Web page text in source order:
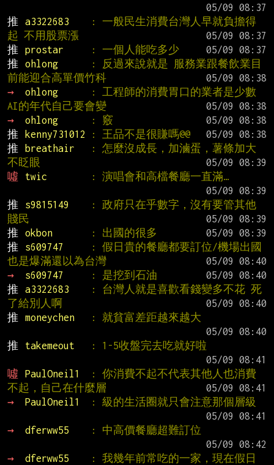
推
a3322683
: 一般民生消費台灣人早就負擔得
起 不用股票漲
推
prostar : 一個人能吃多少
推
ohlong
: 反過來說就是 服務業跟餐飲業目
前能迎合高單價竹科
→
ohlong
: 工程師的消費胃口的業者是少數
AI的年代自己要會變
→
ohlong : 竅
推
kenny731012 : 王品不是很賺嗎@@
推
breathair
: 怎麼沒成長，加滷蛋，薯條加大
不眨眼
噓
twic
: 演唱會和高檔餐廳一直滿…
推
s9815149
: 政府只在乎數字，沒有要管其他
賤民
推
okbon : 出國的很多
推
s609747
: 假日貴的餐廳都要訂位/機場出國
也是爆滿還以為台灣
→
s609747 : 是挖到石油
推
a3322683
: 台灣人就是喜歡看錢變多不花 死
了給別人啊
推
moneychen
: 就貧富差距越來越大
推
takemeout
: 1-5收盤完去吃就好啦
噓
PaulOneil1
: 你消費不起不代表其他人也消費
不起，自己在什麼層
→
PaulOneil1
: 級的生活圈就只會注意那個層級
→
dferww55
: 中高價餐廳超難訂位
→
dferww55
: 我幾年前常吃的一家，現在假日